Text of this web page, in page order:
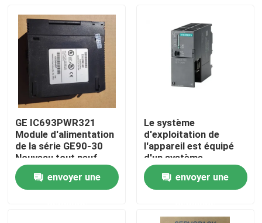
Maison
Produits
Au sujet de nous
Visite d'usine
GE IC693PWR321
Module d'alimentation
de la série GE90-30
Nouveau tout neuf
envoyer une
Le système
d'exploitation de
l'appareil est équipé
d'un système
d'exploitation de
l'appareil, qui est
équipé d'un système
l'appareil.
envoyer une